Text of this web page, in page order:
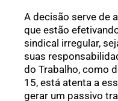
A decisão serve de
que estão
sindical irregular,
suas
do Trabalho, como
15, está atenta a
gerar um passivo